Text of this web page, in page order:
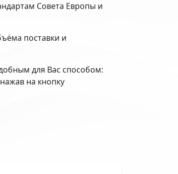
Совета Европы и
поставки и
для Вас способом:
на кнопку